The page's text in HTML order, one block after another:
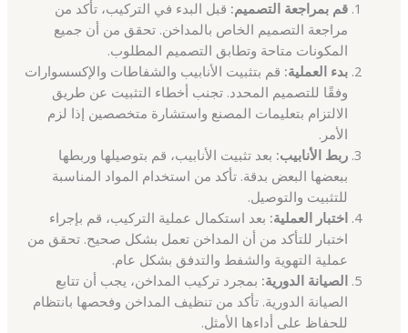
قم بمراجعة التصميم: قبل البدء في التركيب، تأكد من
مراجعة التصميم الخاص بالمداخن. تحقق من أن جميع
المكونات متاحة وتطابق التصميم المطلوب.
بدء العملية: قم بتثبيت الأنابيب والشفاطات والإكسسوارات
وفقًا للتصميم المحدد. تجنب أخطاء التثبيت عن طريق
الالتزام بتعليمات المصنع واستشارة متخصصين إذا لزم
الأمر.
ربط الأنابيب: بعد تثبيت الأنابيب، قم بتوصيلها وربطها
ببعضها البعض بدقة. تأكد من استخدام المواد المناسبة
للتثبيت والتوصيل.
اختبار العملية: بعد استكمال عملية التركيب، قم بإجراء
اختبار للتأكد من أن المداخن تعمل بشكل صحيح. تحقق من
عملية التهوية والشفط والتدفق بشكل عام.
الصيانة الدورية: بمجرد تركيب المداخن، يجب أن تتابع
الصيانة الدورية. تأكد من تنظيف المداخن وفحصها بانتظام
للحفاظ على أداءها الأمثل.